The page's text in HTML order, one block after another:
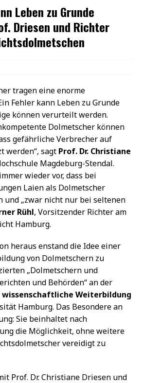
Leben zu Grunde
Driesen und Richter
tragen eine enorme
Fehler kann Leben zu Grunde
können verurteilt werden.
Dolmetscher können
gefährliche Verbrecher auf
werden“, sagt Prof. Dr. Christiane
Magdeburg-Stendal.
wieder vor, dass bei
Laien als Dolmetscher
und „zwar nicht nur bei seltenen
Rühl, Vorsitzender Richter am
Hamburg.
heraus enstand die Idee einer
von Dolmetschern zu
„Dolmetschern und
und Behörden“ an der
Weiterbildung
Hamburg. Das Besondere an
Sie beinhaltet nach
die Möglichkeit, ohne weitere
vereidigt zu
Prof. Dr. Christiane Driesen und